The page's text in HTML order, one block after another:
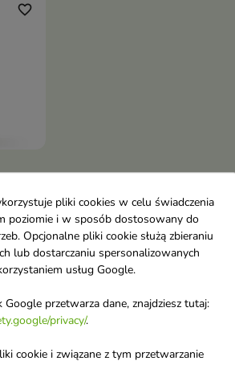
favorite_border
i
1-1 z 1 pozycji
pliki cookies w celu świadczenia
poziomie i w sposób dostosowany do
Opcjonalne pliki cookie służą zbieraniu
lub dostarczaniu spersonalizowanych
usług Google.
przetwarza dane, znajdziesz tutaj:
privacy/.
cookie i związane z tym przetwarzanie